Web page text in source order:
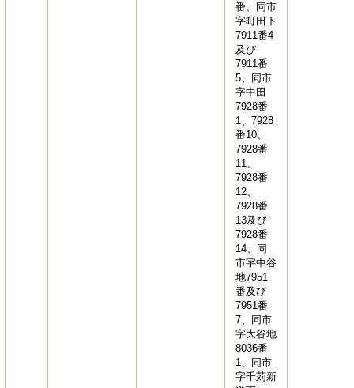
番、同市
字町田下
7911番4
及び
7911番
5、同市
字中田
7928番
1、7928
番10、
7928番
11、
7928番
12、
7928番
13及び
7928番
14、同
市字中谷
地7951
番及び
7951番
7、同市
字大谷地
8036番
1、同市
字千苅新